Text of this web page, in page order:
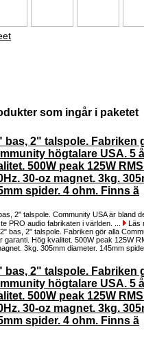
som ingår i paketet
bas, 2" talspole. Fabriken
högtalare USA. 5
500W peak 125W
30-oz magnet. 3kg.
spider. 4 ohm. Finns ä
2" talspole. Community USA är bland
PRO audio fabrikaten i världen. ...
Läs
bas, 2" talspole. Fabriken
högtalare USA. 5
500W peak 125W
30-oz magnet. 3kg.
spider. 4 ohm. Finns ä